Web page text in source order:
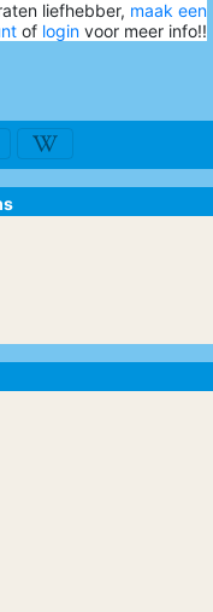
liefhebber, maak een
of login voor meer info!!